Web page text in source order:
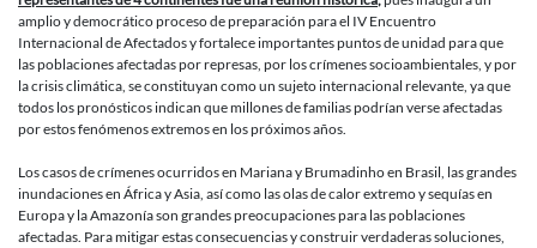
amplio y democrático proceso de preparación para el IV Encuentro
Internacional de Afectados y fortalece importantes puntos de unidad para que
las poblaciones afectadas por represas, por los crímenes socioambientales, y por
la crisis climática, se constituyan como un sujeto internacional relevante, ya que
todos los pronósticos indican que millones de familias podrían verse afectadas
por estos fenómenos extremos en los próximos años.
Los casos de crímenes ocurridos en Mariana y Brumadinho en Brasil, las grandes
inundaciones en África y Asia, así como las olas de calor extremo y sequías en
Europa y la Amazonía son grandes preocupaciones para las poblaciones
afectadas. Para mitigar estas consecuencias y construir verdaderas soluciones,